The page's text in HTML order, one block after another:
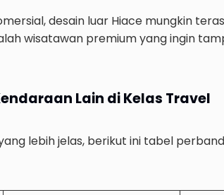
desain luar Hiace mungkin
wisatawan premium yang ingin
Lain di Kelas Travel
lebih jelas, berikut ini tabel